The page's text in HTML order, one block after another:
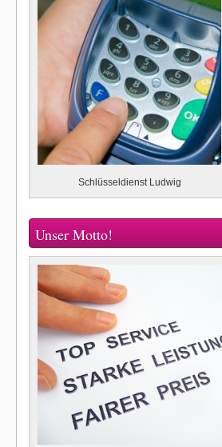
Schlüsseldienst Ludwig
Unser Motto!